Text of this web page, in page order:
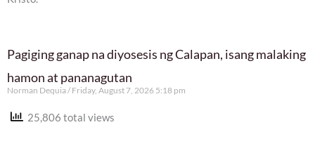
Pagiging ganap na diyosesis ng Calapan, isang malaking
hamon at pananagutan
Norman Dequia Friday, August 7, 2026 5:18 pm
25,806 total views